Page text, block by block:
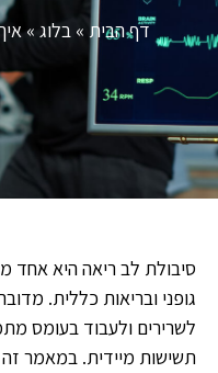
דף הבית »בלוג »
סיבולת לב ריאה היא אחד
גופני ובריאות כללית.
לשרירים ולעבוד בעומס
תשישות מיידית. במאמר